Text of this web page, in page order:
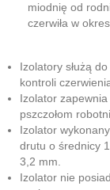
miodnię od
czerwiła w
Izolatory służą
kontroli
Izolator
pszczołom
Izolator
drutu o średnicy
3,2 mm.
Izolator nie